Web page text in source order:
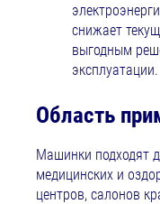
снижает
выгодным
эксплуатации.
Область
Машинки подходят
медицинских и
центров, салонов